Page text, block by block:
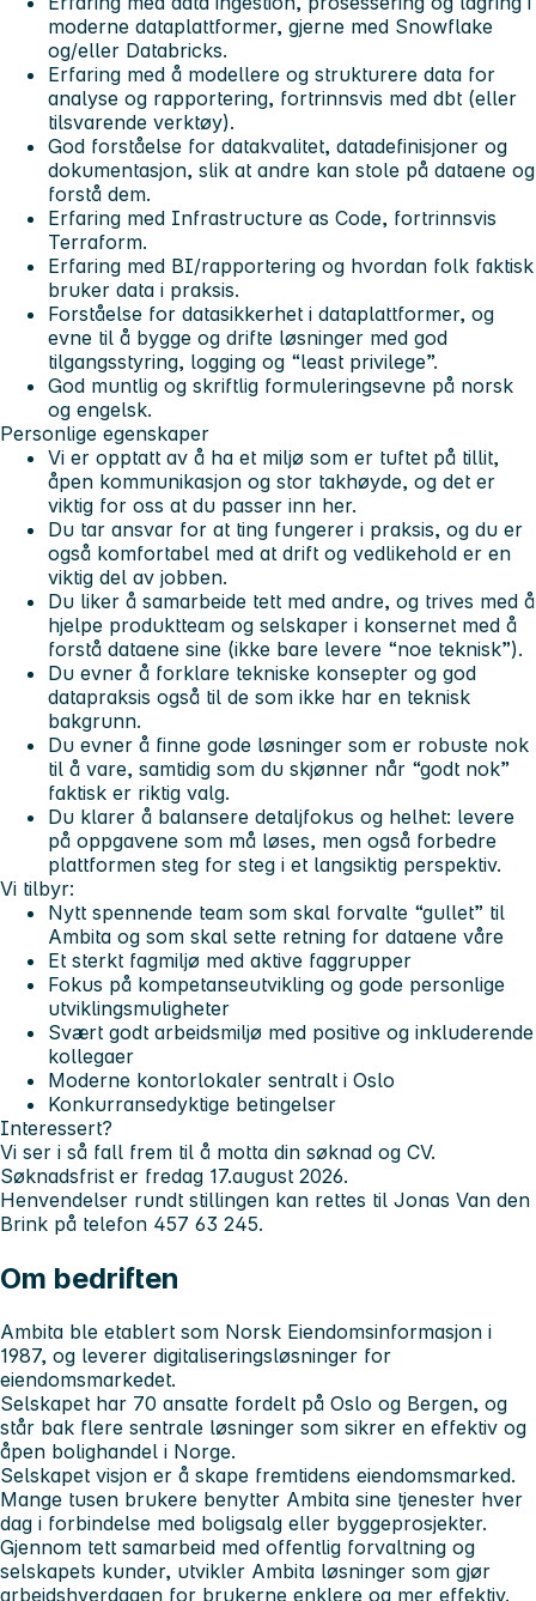
moderne dataplattformer, gjerne med Snowflake
og/eller Databricks.
Erfaring med å modellere og strukturere data for
analyse og rapportering, fortrinnsvis med dbt (eller
tilsvarende verktøy).
God forståelse for datakvalitet, datadefinisjoner og
dokumentasjon, slik at andre kan stole på dataene og
forstå dem.
Erfaring med Infrastructure as Code, fortrinnsvis
Terraform.
Erfaring med BI/rapportering og hvordan folk faktisk
bruker data i praksis.
Forståelse for datasikkerhet i dataplattformer, og
evne til å bygge og drifte løsninger med god
tilgangsstyring, logging og “least privilege”.
God muntlig og skriftlig formuleringsevne på norsk
og engelsk.
Personlige egenskaper
Vi er opptatt av å ha et miljø som er tuftet på tillit,
åpen kommunikasjon og stor takhøyde, og det er
viktig for oss at du passer inn her.
Du tar ansvar for at ting fungerer i praksis, og du er
også komfortabel med at drift og vedlikehold er en
viktig del av jobben.
Du liker å samarbeide tett med andre, og trives med å
hjelpe produktteam og selskaper i konsernet med å
forstå dataene sine (ikke bare levere “noe teknisk”).
Du evner å forklare tekniske konsepter og god
datapraksis også til de som ikke har en teknisk
bakgrunn.
Du evner å finne gode løsninger som er robuste nok
til å vare, samtidig som du skjønner når “godt nok”
faktisk er riktig valg.
Du klarer å balansere detaljfokus og helhet: levere
på oppgavene som må løses, men også forbedre
plattformen steg for steg i et langsiktig perspektiv.
Vi tilbyr:
Nytt spennende team som skal forvalte “gullet” til
Ambita og som skal sette retning for dataene våre
Et sterkt fagmiljø med aktive faggrupper
Fokus på kompetanseutvikling og gode personlige
utviklingsmuligheter
Svært godt arbeidsmiljø med positive og inkluderende
kollegaer
Moderne kontorlokaler sentralt i Oslo
Konkurransedyktige betingelser
Interessert?
Vi ser i så fall frem til å motta din søknad og CV.
Søknadsfrist er fredag 17.august 2026.
Henvendelser rundt stillingen kan rettes til Jonas Van den
Brink på telefon 457 63 245.
Om bedriften
Ambita ble etablert som Norsk Eiendomsinformasjon i
1987, og leverer digitaliseringsløsninger for
eiendomsmarkedet.
Selskapet har 70 ansatte fordelt på Oslo og Bergen, og
står bak flere sentrale løsninger som sikrer en effektiv og
åpen bolighandel i Norge.
Selskapet visjon er å skape fremtidens eiendomsmarked.
Mange tusen brukere benytter Ambita sine tjenester hver
dag i forbindelse med boligsalg eller byggeprosjekter.
Gjennom tett samarbeid med offentlig forvaltning og
selskapets kunder, utvikler Ambita løsninger som gjør
arbeidshverdagen for brukerne enklere og mer effektiv.